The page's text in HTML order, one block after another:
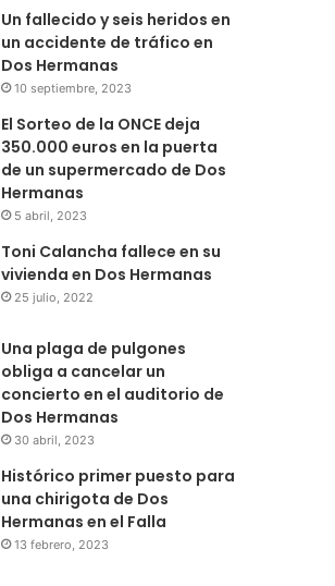
Un fallecido y seis heridos en
un accidente de tráfico en
Dos Hermanas
10 septiembre, 2023
El Sorteo de la ONCE deja
350.000 euros en la puerta
de un supermercado de Dos
Hermanas
5 abril, 2023
Toni Calancha fallece en su
vivienda en Dos Hermanas
25 julio, 2022
Una plaga de pulgones
obliga a cancelar un
concierto en el auditorio de
Dos Hermanas
30 abril, 2023
Histórico primer puesto para
una chirigota de Dos
Hermanas en el Falla
13 febrero, 2023